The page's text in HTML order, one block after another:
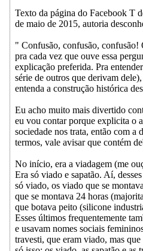
Texto da página do Facebook T
de maio de 2015, autoria
" Confusão, confusão, confusão!
pra cada vez que ouve essa
explicação preferida. Pra
série de outros que derivam
entenda a construção histórica
Eu acho muito mais divertido
eu vou contar porque explicita o
sociedade nos trata, então com a
termos, vale avisar que contém
No início, era a viadagem (me
Era só viado e sapatão. Aí,
só viado, os viado que se
que se montava 24 horas
que botava peito (silicone
Esses últimos frequentemente
e usavam nomes sociais
travesti, que eram viado, mas